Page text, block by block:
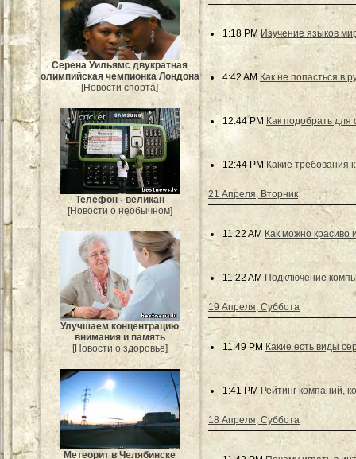
Серена Уильямс двукратная
олимпийская чемпионка Лондона
[Новости спорта]
Телефон - великан
[Новости о необычном]
Улучшаем концентрацию
внимания и память
[Новости о здоровье]
Метеорит в Челябинске
1:18 PM Изучение языков
4:42 AM Как не попасться в
12:44 PM Как подобрать
12:44 PM Какие требования
21 Апреля, Вторник
11:22 AM Как можно красиво
11:22 AM Подключение
19 Апреля, Суббота
11:49 PM Какие есть виды
1:41 PM Рейтинг компаний,
18 Апреля, Суббота